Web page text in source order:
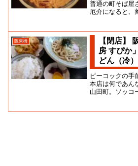
普通の町そば屋
厄介になると、
入って小奇麗
阪東橋
【閉店】
房 すぴか
どん（冷）
ピーコックの手
本店は何であん
山田町。ソッコ
た。野毛店は